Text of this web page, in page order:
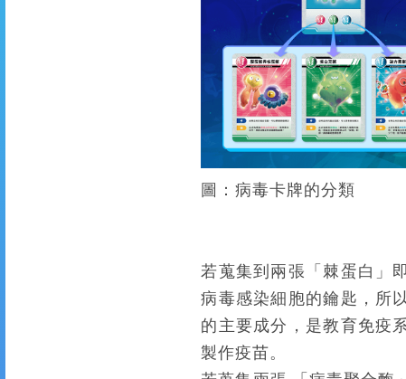
圖：病毒卡牌的分類
若蒐集到兩張「棘蛋白」
病毒感染細胞的鑰匙，所
的主要成分，是教育免疫
製作疫苗。